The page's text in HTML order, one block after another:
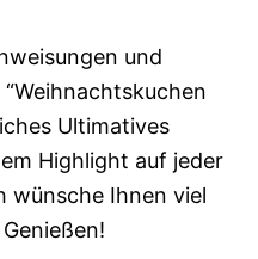
und
Ultimatives
Highlight auf jeder
wünsche Ihnen viel